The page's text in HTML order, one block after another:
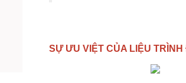
SỰ ƯU VIỆT CỦA LIỆU TRÌNH